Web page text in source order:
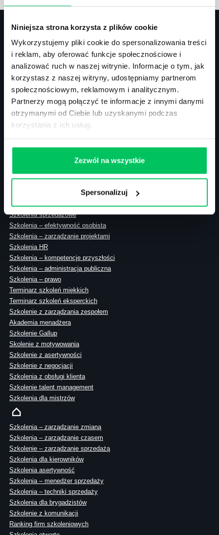
Niniejsza strona korzysta z plików cookie
Wykorzystujemy pliki cookie do spersonalizowania treści
i reklam, aby oferować funkcje społecznościowe i
analizować ruch w naszej witrynie. Informacje o tym, jak
korzystasz z naszej witryny, udostępniamy partnerom
społecznościowym, reklamowym i analitycznym.
Partnerzy mogą połączyć te informacje z innymi danymi
otrzymanymi od Ciebie lub uzyskanymi podczas
korzystania z ich usług.
Zezwól na wszystkie
Spersonalizuj
Kontakt
tel.: 505 273 550
00-394 Warszawa
Szkolenia menedżerskie
Szkolenia sprzedażowe
Szkolenia – efektywność osobista
Szkolenia – zarządzanie projektami
Szkolenia HR
Szkolenia – kompetencje przyszłości
Szkolenia – administracja publiczna
Szkolenia – prawo
Terminarz szkoleń miękkich
Terminarz szkoleń eksperckich
Szkolenie z zarządzania zespołem
Akademia menadżera
Szkolenie Gallup
Skolenie z motywowania
Szkolenie z asertywności
Szkolenie z negocjacji
Szkolenia z obsługi klienta
Szkolenie talent management
Szkolenia dla mistrzów
Szkolenia – zarządzanie zmianą
Szkolenia – zarządzanie czasem
Szkolenie – zarządzanie sprzedażą
Szkolenia dla kierowników
Szkolenia asertywność
Szkolenia – menedżer sprzedaży
Szkolenia – techniki sprzedaży
Szkolenia dla brygadzistów
Szkolenie z komunikacji
Ranking firm szkoleniowych